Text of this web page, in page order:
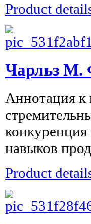
Product
Чарльз М.
Аннотация
конкуренция
навыков
Product